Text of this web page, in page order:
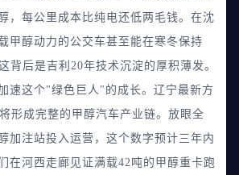
，每公里成本比纯电还低两毛钱。在沈
甲醇动力的公交车甚至能在寒冬保持
背后是吉利20年技术沉淀的厚积薄发。
这个"绿色巨人"的成长。辽宁最新方
形成完整的甲醇汽车产业链。放眼全
加注站投入运营，这个数字预计三年内
在河西走廊见证满载42吨的甲醇重卡跑